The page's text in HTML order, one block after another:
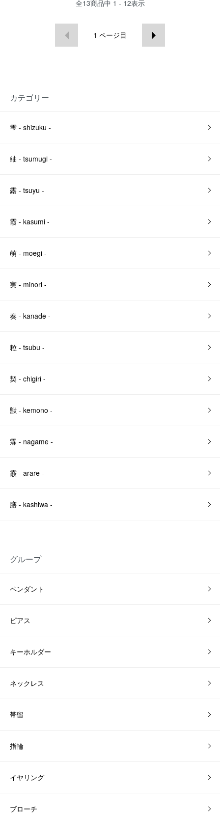
全13商品中 1 - 12表示
1 ページ目
カテゴリー
雫 - shizuku -
紬 - tsumugi -
露 - tsuyu -
霞 - kasumi -
萌 - moegi -
実 - minori -
奏 - kanade -
粒 - tsubu -
契 - chigiri -
獣 - kemono -
霖 - nagame -
霰 - arare -
膳 - kashiwa -
グループ
ペンダント
ピアス
キーホルダー
ネックレス
帯留
指輪
イヤリング
ブローチ